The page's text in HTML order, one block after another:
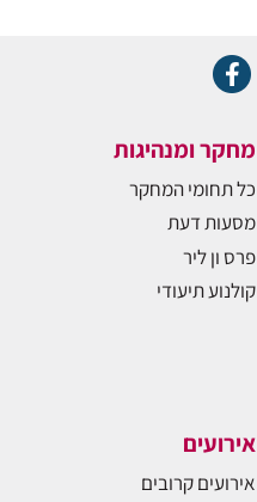
מחקר ומנהיגות
כל תחומי המחקר
מסעות דעת
פרס ון ליר
קולנוע תיעודי
אירועים
אירועים קרובים